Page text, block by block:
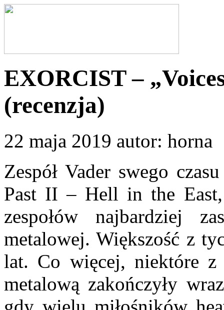
EXORCIST –
(recenzja)
22 maja 2019 autor: horna
Zespół Vader swego
Past II – Hell in the
zespołów najbardziej
metalowej. Większość z
lat. Co więcej, niektóre
metalową zakończyły